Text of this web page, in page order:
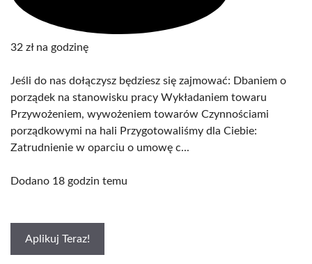
32 zł na godzinę
Jeśli do nas dołączysz będziesz się zajmować: Dbaniem o
porządek na stanowisku pracy Wykładaniem towaru
Przywożeniem, wywożeniem towarów Czynnościami
porządkowymi na hali Przygotowaliśmy dla Ciebie:
Zatrudnienie w oparciu o umowę c...
Dodano 18 godzin temu
Aplikuj Teraz!